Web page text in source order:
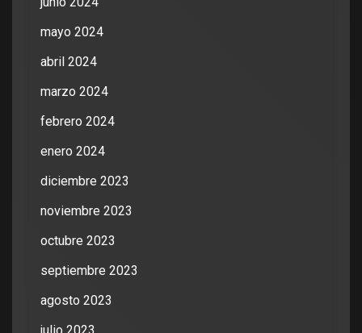
mayo 2024
abril 2024
marzo 2024
febrero 2024
enero 2024
diciembre 2023
noviembre 2023
octubre 2023
septiembre 2023
agosto 2023